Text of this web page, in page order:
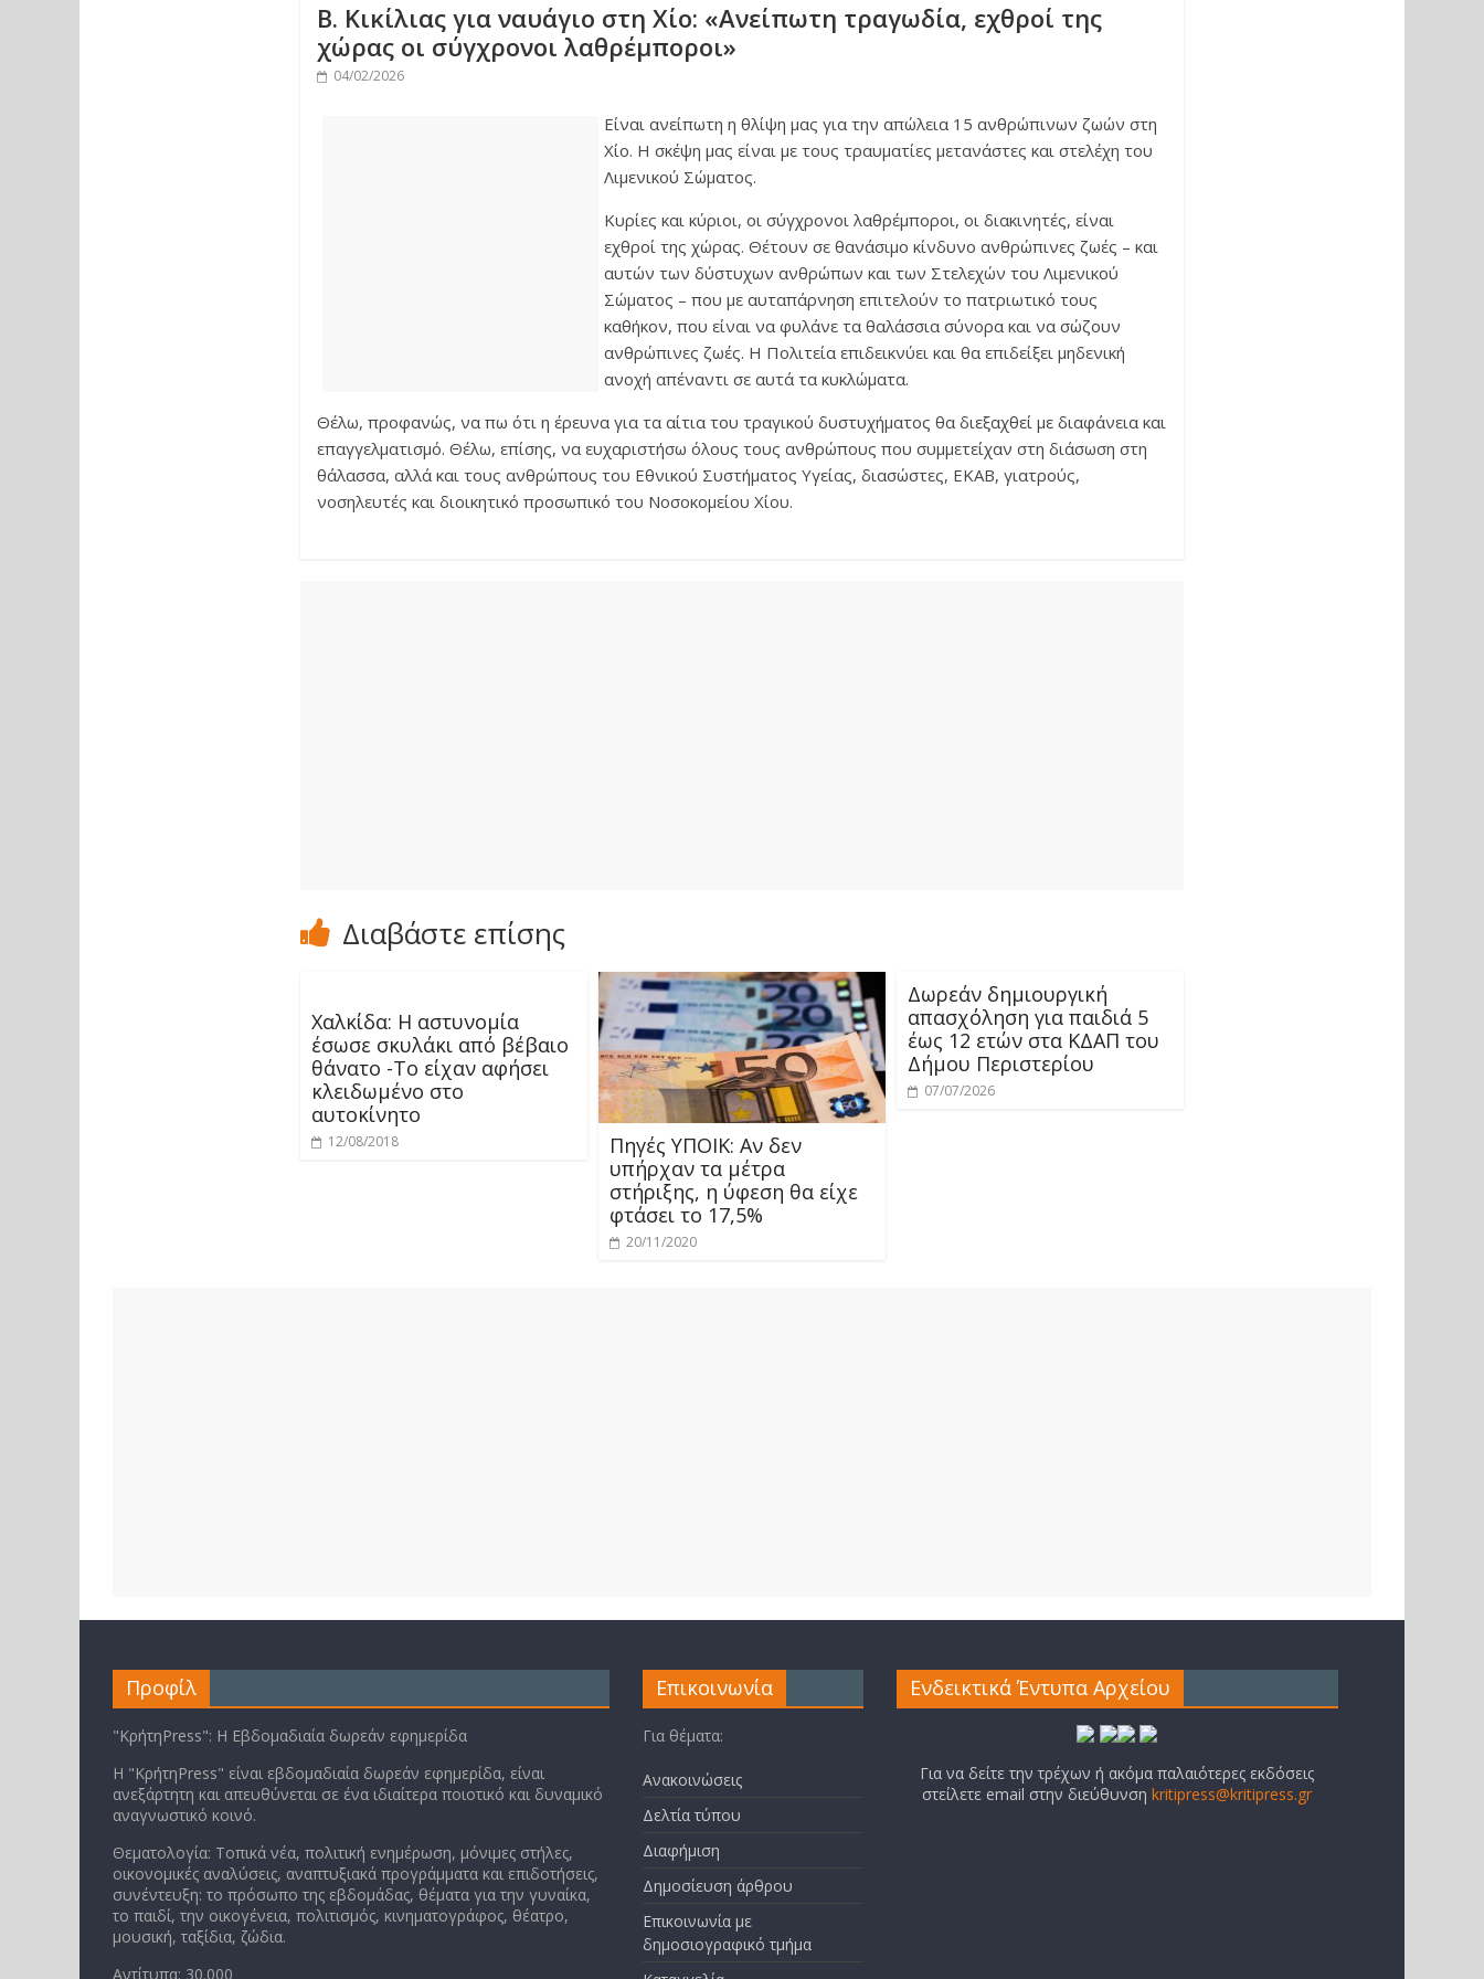
Β. Κικίλιας για ναυάγιο στη Χίο: «Ανείπωτη τραγωδία, εχθροί της
χώρας οι σύγχρονοι λαθρέμποροι»
04/02/2026
Είναι ανείπωτη η θλίψη μας για την απώλεια 15 ανθρώπινων ζωών στη
Χίο. Η σκέψη μας είναι με τους τραυματίες μετανάστες και στελέχη του
Λιμενικού Σώματος.
Κυρίες και κύριοι, οι σύγχρονοι λαθρέμποροι, οι διακινητές, είναι
εχθροί της χώρας. Θέτουν σε θανάσιμο κίνδυνο ανθρώπινες ζωές – και
αυτών των δύστυχων ανθρώπων και των Στελεχών του Λιμενικού
Σώματος – που με αυταπάρνηση επιτελούν το πατριωτικό τους
καθήκον, που είναι να φυλάνε τα θαλάσσια σύνορα και να σώζουν
ανθρώπινες ζωές. Η Πολιτεία επιδεικνύει και θα επιδείξει μηδενική
ανοχή απέναντι σε αυτά τα κυκλώματα.
Θέλω, προφανώς, να πω ότι η έρευνα για τα αίτια του τραγικού δυστυχήματος θα διεξαχθεί με διαφάνεια και
επαγγελματισμό. Θέλω, επίσης, να ευχαριστήσω όλους τους ανθρώπους που συμμετείχαν στη διάσωση στη
θάλασσα, αλλά και τους ανθρώπους του Εθνικού Συστήματος Υγείας, διασώστες, ΕΚΑΒ, γιατρούς,
νοσηλευτές και διοικητικό προσωπικό του Νοσοκομείου Χίου.
Διαβάστε επίσης
Χαλκίδα: Η αστυνομία
έσωσε σκυλάκι από βέβαιο
θάνατο -Το είχαν αφήσει
κλειδωμένο στο
αυτοκίνητο
12/08/2018
Πηγές ΥΠΟΙΚ: Αν δεν
υπήρχαν τα μέτρα
στήριξης, η ύφεση θα είχε
φτάσει το 17,5%
20/11/2020
Δωρεάν δημιουργική
απασχόληση για παιδιά 5
έως 12 ετών στα ΚΔΑΠ του
Δήμου Περιστερίου
07/07/2026
Προφίλ
"ΚρήτηPress": Η Εβδομαδιαία δωρεάν εφημερίδα
Η "ΚρήτηPress" είναι εβδομαδιαία δωρεάν εφημερίδα, είναι
ανεξάρτητη και απευθύνεται σε ένα ιδιαίτερα ποιοτικό και δυναμικό
αναγνωστικό κοινό.
Θεματολογία: Τοπικά νέα, πολιτική ενημέρωση, μόνιμες στήλες,
οικονομικές αναλύσεις, αναπτυξιακά προγράμματα και επιδοτήσεις,
συνέντευξη: το πρόσωπο της εβδομάδας, θέματα για την γυναίκα,
το παιδί, την οικογένεια, πολιτισμός, κινηματογράφος, θέατρο,
μουσική, ταξίδια, ζώδια.
Αντίτυπα: 30.000
Επικοινωνία
Για θέματα:
Ανακοινώσεις
Δελτία τύπου
Διαφήμιση
Δημοσίευση άρθρου
Επικοινωνία με
δημοσιογραφικό τμήμα
Ενδεικτικά Έντυπα Αρχείου
Για να δείτε την τρέχων ή ακόμα παλαιότερες εκδόσεις
στείλετε email στην διεύθυνσηkritipress@kritipress.gr